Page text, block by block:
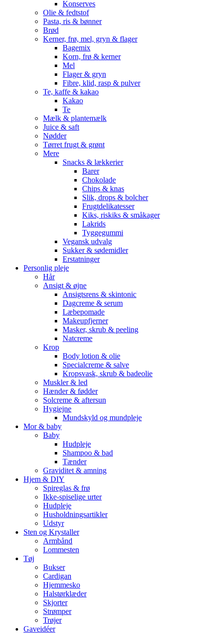
Konserves
Olie & fedtstof
Pasta, ris & bønner
Brød
Kerner, frø, mel, gryn & flager
Bagemix
Korn, frø & kerner
Mel
Flager & gryn
Fibre, klid, rasp & pulver
Te, kaffe & kakao
Kakao
Te
Mælk & plantemælk
Juice & saft
Nødder
Tørret frugt & grønt
Mere
Snacks & lækkerier
Barer
Chokolade
Chips & knas
Slik, drops & bolcher
Frugtdelikatesser
Kiks, riskiks & småkager
Lakrids
Tyggegummi
Vegansk udvalg
Sukker & sødemidler
Erstatninger
Personlig pleje
Hår
Ansigt & øjne
Ansigtsrens & skintonic
Dagcreme & serum
Læbepomade
Makeupfjerner
Masker, skrub & peeling
Natcreme
Krop
Body lotion & olie
Specialcreme & salve
Kropsvask, skrub & badeolie
Muskler & led
Hænder & fødder
Solcreme & aftersun
Hygiejne
Mundskyld og mundpleje
Mor & baby
Baby
Hudpleje
Shampoo & bad
Tænder
Graviditet & amning
Hjem & DIY
Spireglas & frø
Ikke-spiselige urter
Hudpleje
Husholdningsartikler
Udstyr
Sten og Krystaller
Armbånd
Lommesten
Tøj
Bukser
Cardigan
Hjemmesko
Halstørklæder
Skjorter
Strømper
Trøjer
Gaveidéer